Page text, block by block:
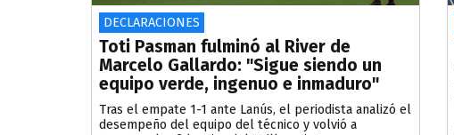
DECLARACIONES
Toti Pasman fulminó al River de
Marcelo Gallardo: "Sigue siendo un
equipo verde, ingenuo e inmaduro"
Tras el empate 1-1 ante Lanús, el periodista analizó el
desempeño del equipo del técnico y volvió a